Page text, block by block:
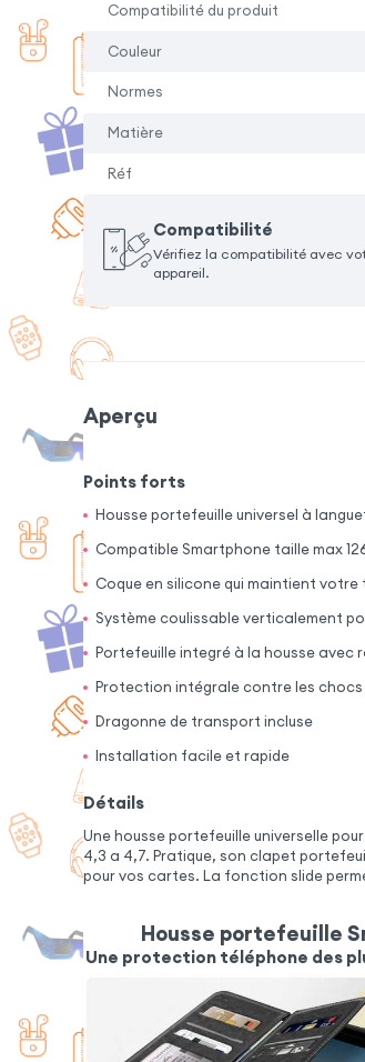
Compatibilité du produit
Couleur
Normes
Matière
Réf
Compatibilité
Vérifiez la compatibilité avec
appareil.
Aperçu
Points forts
Housse portefeuille universel à
Compatible Smartphone taille max
Coque en silicone qui maintient votre
Système coulissable verticalement
Portefeuille integré à la housse avec
Protection intégrale contre les chocs
Dragonne de transport incluse
Installation facile et rapide
Détails
Une housse portefeuille universelle
4,3 a 4,7. Pratique, son clapet
pour vos cartes. La fonction slide
Housse portefeuille
Une protection téléphone des